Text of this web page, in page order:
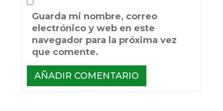
Guarda mi nombre, correo
electrónico y web en este
navegador para la próxima vez
que comente.